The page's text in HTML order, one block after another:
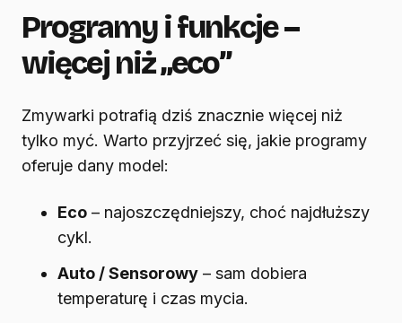
Programy i funkcje –
więcej niż „eco”
Zmywarki potrafią dziś znacznie więcej niż
tylko myć. Warto przyjrzeć się, jakie programy
oferuje dany model:
Eco – najoszczędniejszy, choć najdłuższy
cykl.
Auto / Sensorowy – sam dobiera
temperaturę i czas mycia.